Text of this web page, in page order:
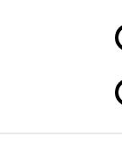
Groupin
ja